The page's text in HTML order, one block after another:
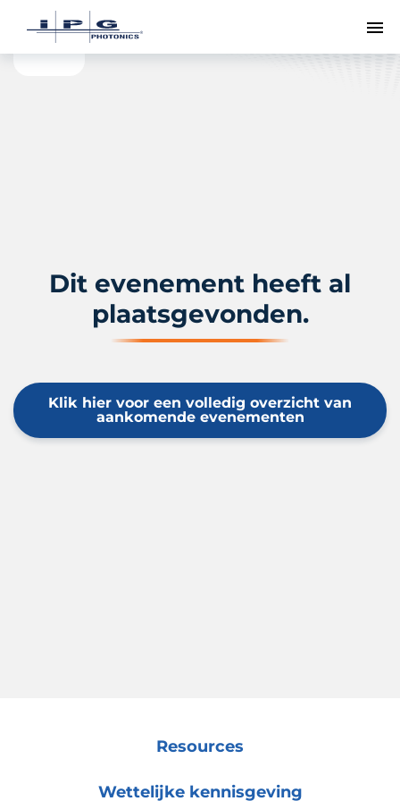
Dit evenement heeft al
plaatsgevonden.
Klik hier voor een volledig overzicht van
aankomende evenementen
Resources
Wettelijke kennisgeving